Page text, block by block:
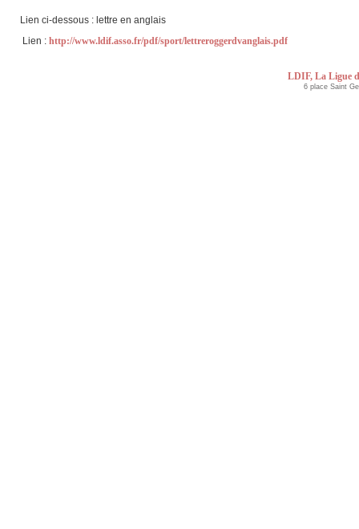
Lien ci-dessous : lettre en anglais
Lien : http://www.ldif.asso.fr/pdf/sport/lettreroggerdvanglais.pdf
LDIF, La Ligue
6 place Saint